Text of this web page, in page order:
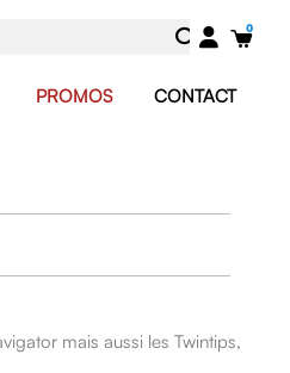
PROMOS CONTACT
mais aussi les Twintips,